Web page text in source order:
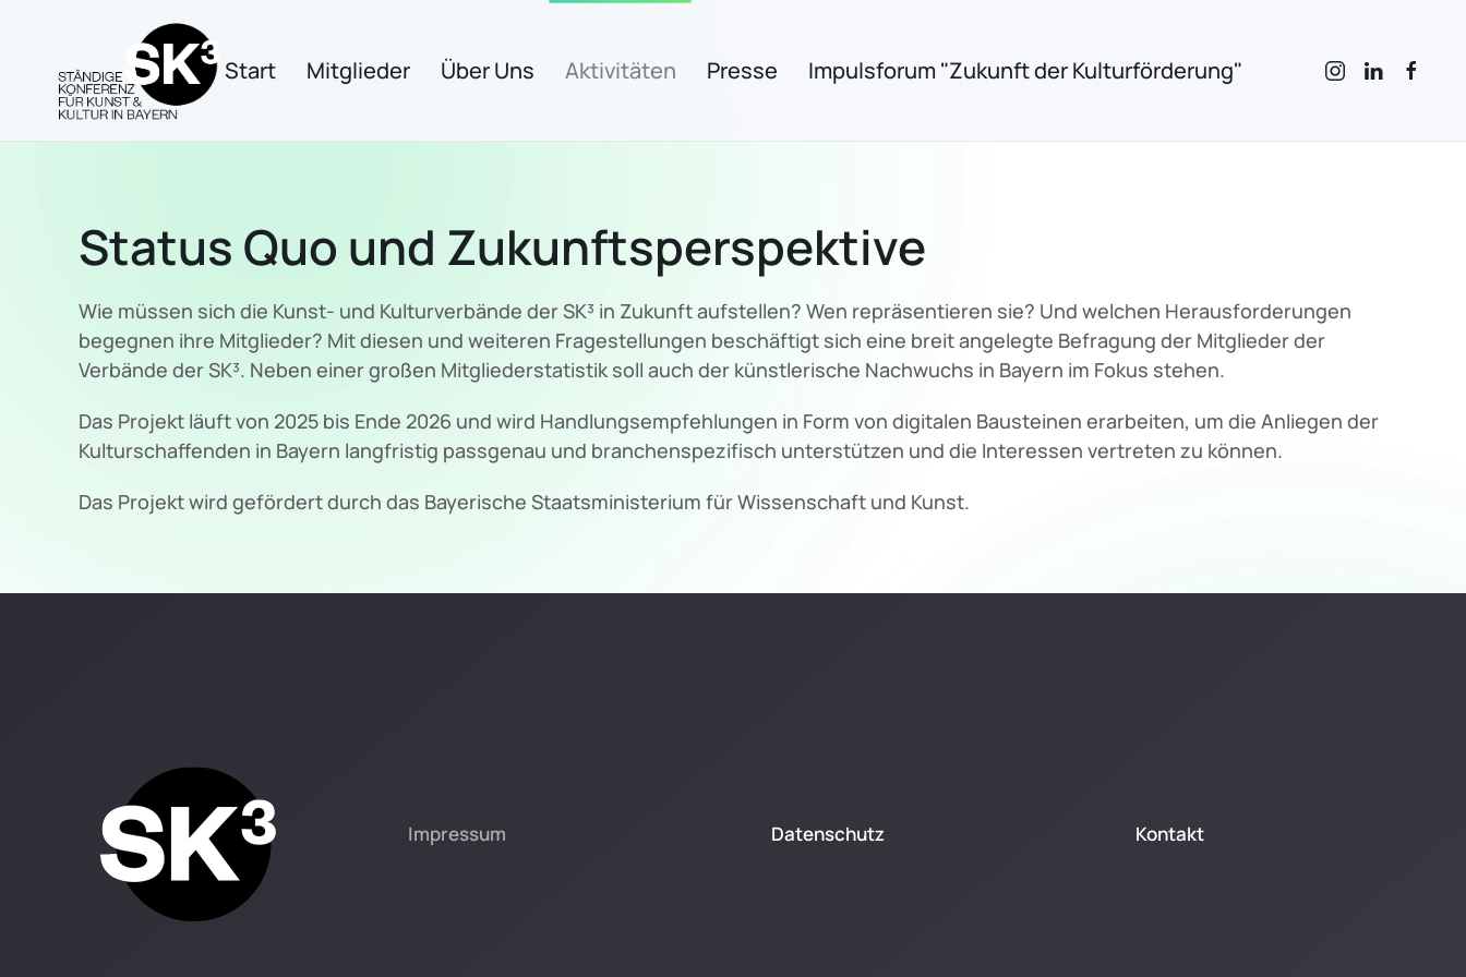
Zum Hauptinhalt springen
Start Mitglieder Über Uns Aktivitäten Presse Impulsforum "Zukunft der Kulturförderung"
Status Quo und Zukunftsperspektive
Wie müssen sich die Kunst- und Kulturverbände der SK³ in Zukunft aufstellen? Wen repräsentieren sie? Und welchen Herausforderungen
begegnen ihre Mitglieder? Mit diesen und weiteren Fragestellungen beschäftigt sich eine breit angelegte Befragung der Mitglieder der
Verbände der SK³. Neben einer großen Mitgliederstatistik soll auch der künstlerische Nachwuchs in Bayern im Fokus stehen.
Das Projekt läuft von 2025 bis Ende 2026 und wird Handlungsempfehlungen in Form von digitalen Bausteinen erarbeiten, um die Anliegen der
Kulturschaffenden in Bayern langfristig passgenau und branchenspezifisch unterstützen und die Interessen vertreten zu können.
Das Projekt wird gefördert durch das Bayerische Staatsministerium für Wissenschaft und Kunst.
Impressum Datenschutz Kontakt